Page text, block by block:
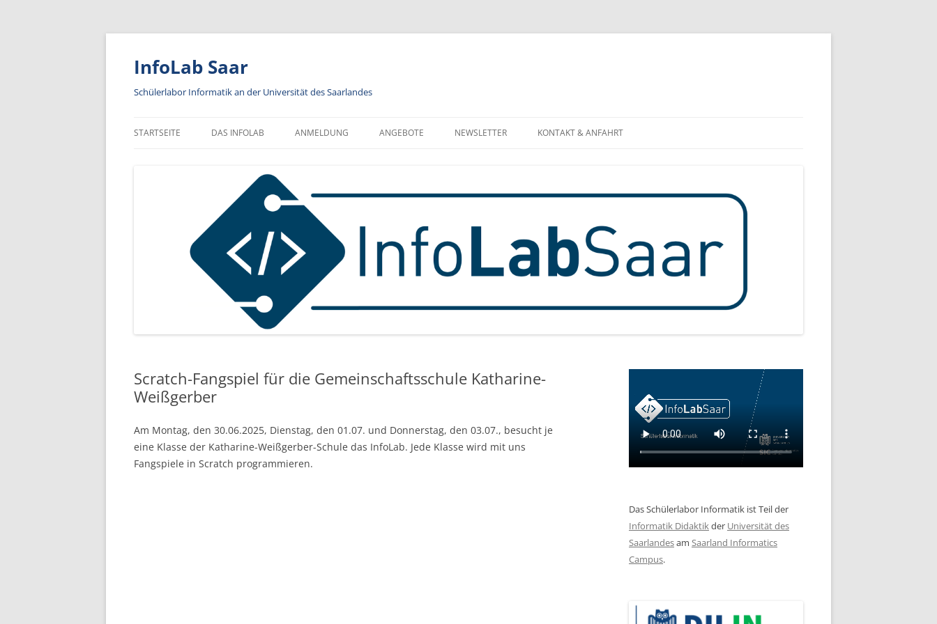
Zum
springen
InfoLab Saar
Schülerlabor Informatik an der Universität des Saarlandes
STARTSEITE DAS INFOLAB ANMELDUNG
INFORMATIONEN ZUR
ANMELDUNG
ANMELDUNG FÜR KLASSEN
ANGEBOTE
BERUFSORIENTIERUNG
NEWSLETTER
NEWSLETTER FÜR LEHRKRÄFTE
KONTAKT & ANFAHRT
Scratch-Fangspiel für die Gemeinschaftsschule Katharine-
Weißgerber
Am Montag, den 30.06.2025, Dienstag, den 01.07. und Donnerstag, den 03.07., besucht je
eine Klasse der Katharine-Weißgerber-Schule das InfoLab. Jede Klasse wird mit uns
Fangspiele in Scratch programmieren.
Das Schülerlabor Informatik ist Teil der
Informatik Didaktikder Universität des
Saarlandesam Saarland Informatics
Campus.